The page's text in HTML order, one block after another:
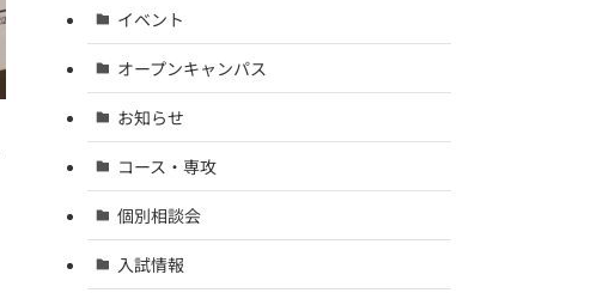
イベント
オープンキャンパス
お知らせ
コース・専攻
個別相談会
入試情報